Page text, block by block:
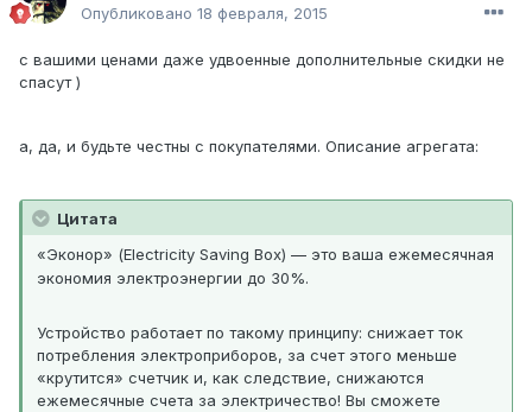
Опубликовано 18 февраля, 2015
с вашими ценами даже удвоенные дополнительные скидки не
спасут )
а, да, и будьте честны с покупателями. Описание агрегата:
Цитата
«Эконор» (Electricity Saving Box) — это ваша ежемесячная
экономия электроэнергии до 30%.
Устройство работает по такому принципу: снижает ток
потребления электроприборов, за счет этого меньше
«крутится» счетчик и, как следствие, снижаются
ежемесячные счета за электричество! Вы сможете